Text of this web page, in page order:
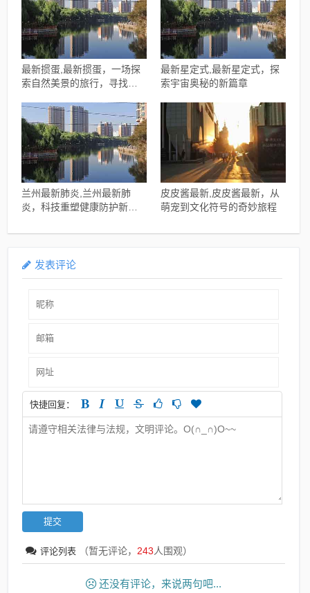
最新掼蛋,最新掼蛋，一场探
索自然美景的旅行，寻找内
最新星定式,最新星定式，探
索宇宙奥秘的新篇章
兰州最新肺炎,兰州最新肺
炎，科技重塑健康防护新纪
皮皮酱最新,皮皮酱最新，从
萌宠到文化符号的奇妙旅程
发表评论
快捷回复：
评论列表 （暂无评论， 243人围观）
还没有评论，来说两句吧...